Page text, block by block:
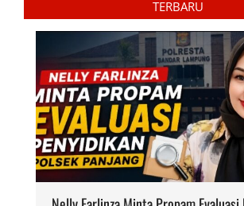
TERBARU